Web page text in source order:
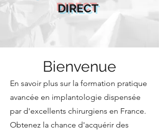
DIRECT
Bienvenue
En savoir plus sur la formation pratique
avancée en implantologie dispensée
par d'excellents chirurgiens en France.
Obtenez la chance d'acquérir des